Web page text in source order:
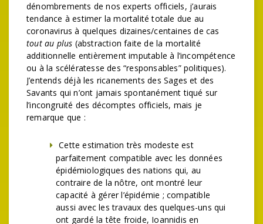
dénombrements de nos experts officiels, j’aurais
tendance à estimer la mortalité totale due au
coronavirus à quelques dizaines/centaines de cas
tout au plus (abstraction faite de la mortalité
additionnelle entièrement imputable à l’incompétence
ou à la scélératesse des “responsables” politiques).
J’entends déjà les ricanements des Sages et des
Savants qui n’ont jamais spontanément tiqué sur
l’incongruité des décomptes officiels, mais je
remarque que :
Cette estimation très modeste est
parfaitement compatible avec les données
épidémiologiques des nations qui, au
contraire de la nôtre, ont montré leur
capacité à gérer l’épidémie ; compatible
aussi avec les travaux des quelques-uns qui
ont gardé la tête froide, Ioannidis en